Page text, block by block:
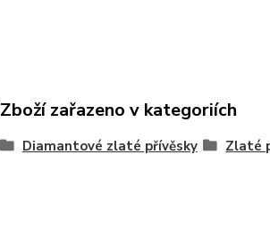
Zboží zařazeno v kategoriích
Diamantové zlaté přívěsky Zlaté